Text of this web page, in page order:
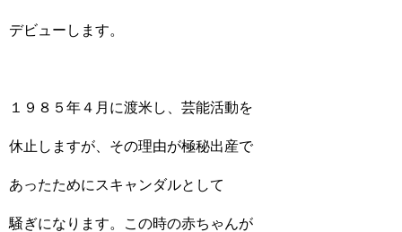
デビューします。
１９８５年４月に渡米し、芸能活動を
休止しますが、その理由が極秘出産で
あったためにスキャンダルとして
騒ぎになります。この時の赤ちゃんが